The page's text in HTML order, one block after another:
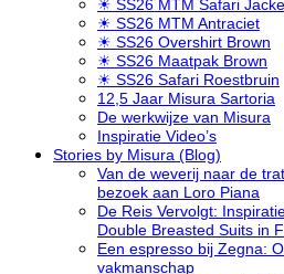
☀ SS26 MTM Safari
☀ SS26 MTM Antraciet
☀ SS26 Overshirt Brown
☀ SS26 Maatpak Brown
☀ SS26 Safari Roestbruin
12,5 Jaar Misura Sartoria
De werkwijze van Misura
Inspiratie Video’s
Stories by Misura (Blog)
Van de weverij naar de
bezoek aan Loro Piana
De Reis Vervolgt:
Double Breasted Suits in
Een espresso bij Zegna:
vakmanschap